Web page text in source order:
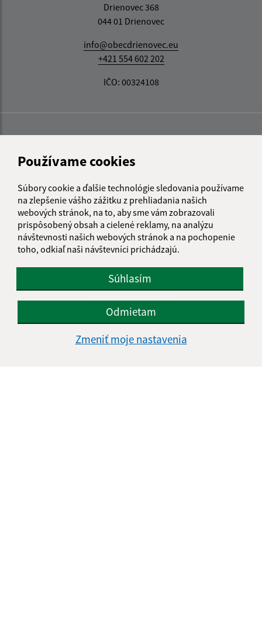
Používame cookies
Súbory cookie a ďalšie technológie sledovania používame
na zlepšenie vášho zážitku z prehliadania našich
webových stránok, na to, aby sme vám zobrazovali
prispôsobený obsah a cielené reklamy, na analýzu
návštevnosti našich webových stránok a na pochopenie
toho, odkiaľ naši návštevníci prichádzajú.
Súhlasím
Odmietam
Zmeniť moje nastavenia
Drienovec 368
044 01 Drienovec
info@obecdrienovec.eu
+421 554 602 202
IČO: 00324108
Informácie o stránke:
Vyhlásenie o prístupnosti
Autorské práva